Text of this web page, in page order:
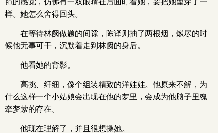
毡的感觉，仿佛有一双眼睛在后面盯着她，要把她望穿了一
样。她怎么舍得回头。
在等待林阙做题的间隙，陈译则抽了两根烟，燃尽的时
候他无事可干，沉默着走到林阙的身后。
他看她的背影。
高挑、纤细，像个组装精致的洋娃娃。他原来不解，为
什么这样一个小姑娘会出现在他的梦里，会成为他脑子里魂
牵梦萦的存在。
他现在理解了，并且很想操她。